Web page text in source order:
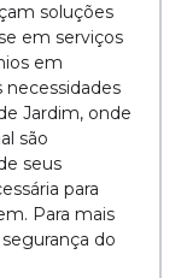
soluções
em serviços
em
Jardim, onde
são
seus
para
Para mais
do